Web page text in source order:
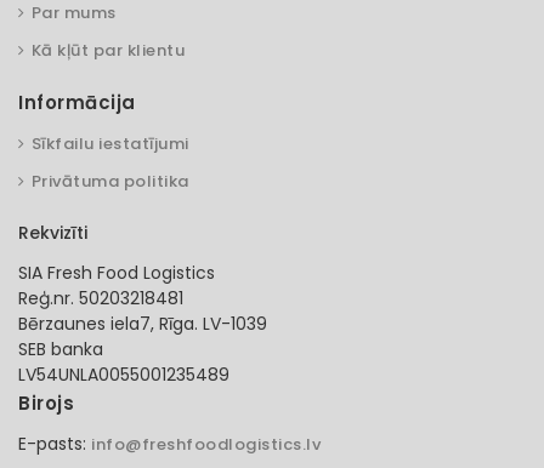
Par mums
Kā kļūt par klientu
Informācija
Sīkfailu iestatījumi
Privātuma politika
Rekvizīti
SIA Fresh Food Logistics
Reģ.nr. 50203218481
Bērzaunes iela7, Rīga. LV-1039
SEB banka
LV54UNLA0055001235489
Birojs
E-pasts: info@freshfoodlogistics.lv